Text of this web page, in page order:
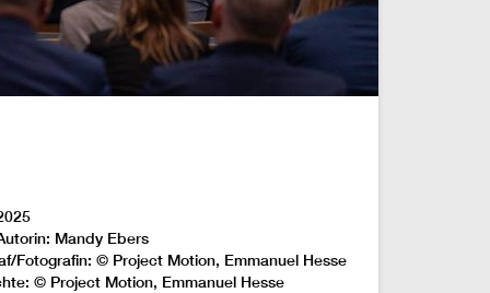
Mandy Ebers
Fotografin: © Project Motion, Emmanuel Hesse
© Project Motion, Emmanuel Hesse